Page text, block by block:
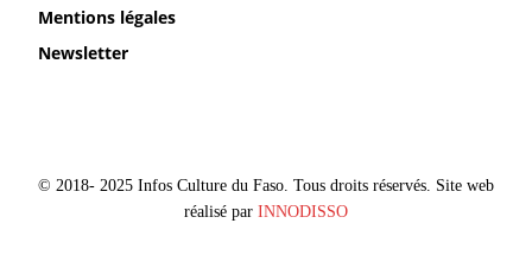
Mentions légales
Newsletter
© 2018- 2025 Infos Culture du Faso. Tous droits réservés. Site web
réalisé par INNODISSO